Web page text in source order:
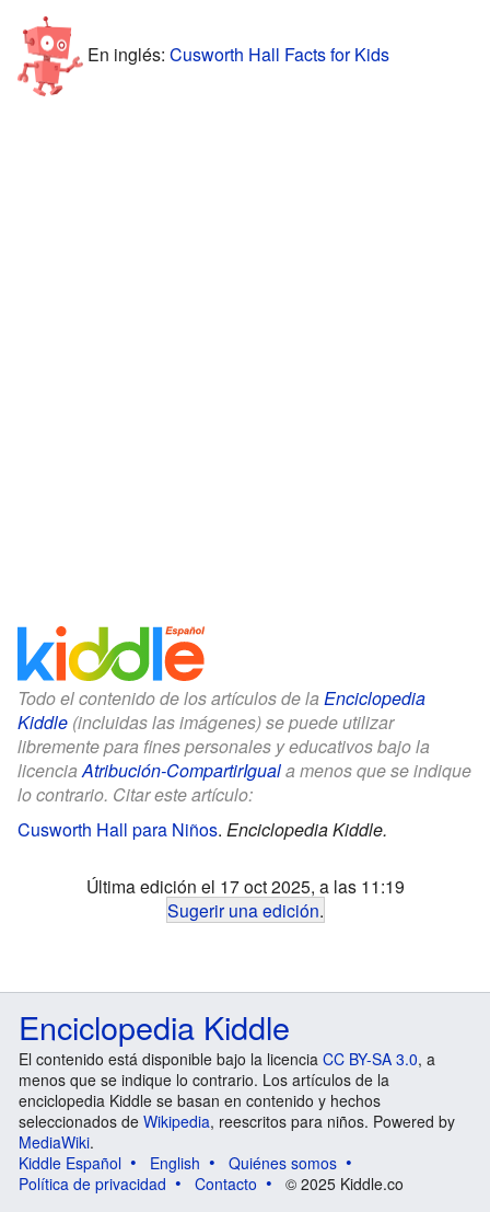
En inglés: Cusworth Hall Facts for Kids
Todo el contenido de los artículos de la Enciclopedia
Kiddle (incluidas las imágenes) se puede utilizar
libremente para fines personales y educativos bajo la
licenciaAtribución-CompartirIguala menos que se indique
lo contrario. Citar este artículo:
Cusworth Hall para Niños. Enciclopedia Kiddle.
Última edición el 17 oct 2025, a las 11:19
Sugerir una edición.
Enciclopedia Kiddle
El contenido está disponible bajo la licencia CC BY-SA 3.0, a
menos que se indique lo contrario. Los artículos de la
enciclopedia Kiddle se basan en contenido y hechos
seleccionados de Wikipedia, reescritos para niños. Powered by
MediaWiki.
Kiddle Español
English
Quiénes somos
Política de privacidad
Contacto © 2025 Kiddle.co